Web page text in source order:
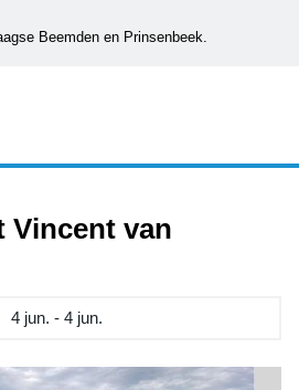
Beemden en Prinsenbeek.
Vincent van
4 jun. - 4 jun.